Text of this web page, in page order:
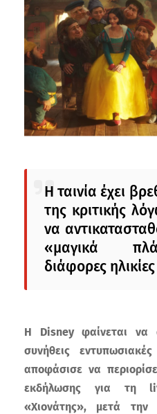
Η ταινία έχει
της κριτικής
να
«μαγικά
διάφορες
Η Disney φαίνεται να
συνήθεις
αποφάσισε να
εκδήλωσης για τη
«Χιονάτης», μετά την